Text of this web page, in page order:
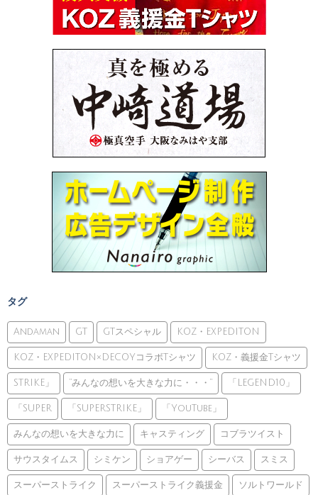
タグ
Andaman GT GTスペシャル KOZ・EXPEDITON
KOZ・EXPEDITON×DECOYコラボTシャツ KOZ・義援金Tシャツ
STRIKE」 ”みんなの想いを大きな力に・・・” 「LEGEND10」
「SUPER 「SUPERSTRIKE」 「YouTube」
みんなの想いを大きな力に キャスティング コブラツイスト
サウスタイムス シミケン ショアゲー シーバス スミス
スーパーストライク スーパーストライク義援金 ソルトワールド